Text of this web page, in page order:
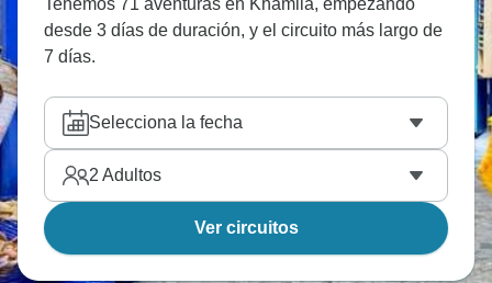
Tenemos 71 aventuras en Khamlia, empezando
desde 3 días de duración, y el circuito más largo de
7 días.
Selecciona la fecha
2 Adultos
Ver circuitos